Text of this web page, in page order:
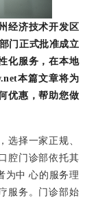
经济技术开发区
门正式批准成立
化服务，在本地
本篇文章将为
优惠，帮助您做
选择一家正规、
腔门诊部依托其
为中 心的服务理
服务。门诊部始